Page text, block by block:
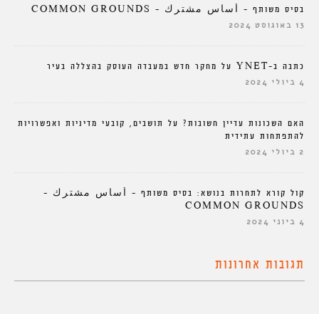
בסיס משותף – أساس مشترك – COMMON GROUNDS
13 באוגוסט 2024
כתבה ב-YNET על מחקר חדש במעבדה העוסק בהצללה בעיר
4 ביולי 2024
האם השכונות עדיין חשובות? על תושבים, קובעי מדיניות ואפשרויות
להתפתחות עתידית
2 ביולי 2024
קול קורא לתחרות בנושא: בסיס משותף – أساس مشترك –
COMMON GROUNDS
4 ביוני 2024
תגובות אחרונות